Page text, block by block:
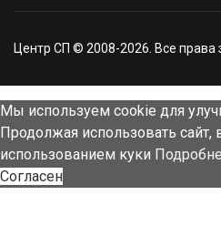
Центр СП © 2008-2026. Все
Мы используем cookie для
Продолжая использовать сайт,
использованием куки
Согласен